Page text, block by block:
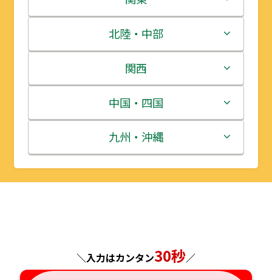
青森県
岩手県
宮城県
秋田県
山形県
茨城県
栃木県
群馬県
埼玉県
千葉県
北陸・中部
新潟県
富山県
石川県
福井県
岐阜県
関西
三重県
滋賀県
京都府
奈良県
中国・四国
鳥取県
島根県
山口県
九州・沖縄
福岡県
熊本県
＼入力はカンタン30秒／